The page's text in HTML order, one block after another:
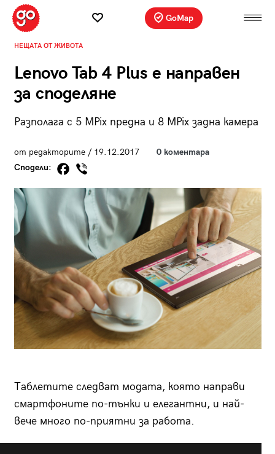
GoMap
НЕЩАТА ОТ ЖИВОТА
Lenovo Tab 4 Plus е направен
за споделяне
Разполага с 5 MPix предна и 8 MPix задна камера
от редакторите / 19.12.2017
0 коментара
Сподели:
Таблетите следват модата, която направи
смартфоните по-тънки и елегантни, и най-
вече много по-приятни за работа.